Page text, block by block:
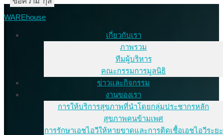
WAREhouse
เกี่ยวกับเรา
ภาพรวม
ทีมผู้บริหาร
คณะกรรมการมูลนิธิ
ข่าวและกิจกรรม
งานของเรา
การให้บริการสุขภาพที่นำโดยกลุ่มประชากรหลัก
สุขภาพคนข้ามเพศ
การรักษาเอชไอวีให้หายขาดและการติดเชื้อเอชไอวีระยะ